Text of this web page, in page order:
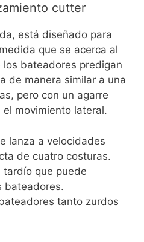
cutter
está diseñado para
que se acerca al
bateadores predigan
de manera similar a una
pero con un agarre
movimiento lateral.
lanza a velocidades
de cuatro costuras.
tardío que puede
bateadores.
tanto zurdos